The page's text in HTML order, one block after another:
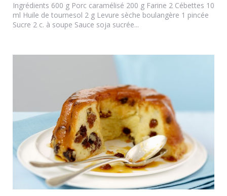
Ingrédients 600 g Porc caramélisé 200 g Farine 2 Cébettes 10
ml Huile de tournesol 2 g Levure sèche boulangère 1 pincée
Sucre 2 c. à soupe Sauce soja sucrée...